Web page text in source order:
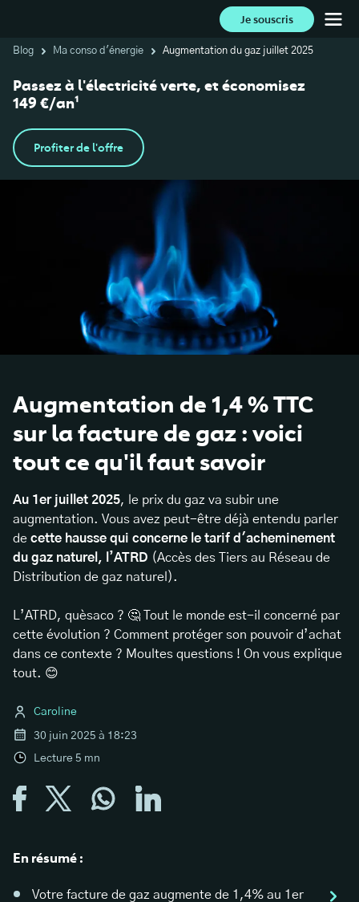
Je souscris
Blog Ma conso d'énergie Augmentation du gaz juillet 2025
Passez à l'électricité verte, et économisez
149 €/an¹
Profiter de l'offre
Augmentation de 1,4 % TTC
sur la facture de gaz : voici
tout ce qu'il faut savoir
Au 1er juillet 2025, le prix du gaz va subir une
augmentation. Vous avez peut-être déjà entendu parler
de cette hausse qui concerne le tarif d'acheminement
du gaz naturel, l’ATRD (Accès des Tiers au Réseau de
Distribution de gaz naturel).
L’ATRD, quèsaco ? 🤔 Tout le monde est-il concerné par
cette évolution ? Comment protéger son pouvoir d’achat
dans ce contexte ? Moultes questions ! On vous explique
tout. 😊
Caroline
30 juin 2025 à 18:23
Lecture 5 mn
En résumé :
Votre facture de gaz augmente de 1,4% au 1er